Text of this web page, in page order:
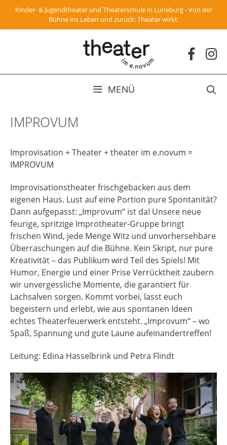
Zum
springen
Kinder- & Jugendtheater und Theaterschule in Lüneburg - Von der
Bühne ins Leben und zurück: Theater wirkt.
MENÜ
IMPROVUM
Improvisation + Theater + theater im e.novum =
IMPROVUM
Improvisationstheater frischgebacken aus dem
eigenen Haus. Lust auf eine Portion pure Spontanität?
Dann aufgepasst: „Improvum“ ist da! Unsere neue
feurige, spritzige Improtheater-Gruppe bringt
frischen Wind, jede Menge Witz und unvorhersehbare
Überraschungen auf die Bühne. Kein Skript, nur pure
Kreativität – das Publikum wird Teil des Spiels! Mit
Humor, Energie und einer Prise Verrücktheit zaubern
wir unvergessliche Momente, die garantiert für
Lachsalven sorgen. Kommt vorbei, lasst euch
begeistern und erlebt, wie aus spontanen Ideen
echtes Theaterfeuerwerk entsteht. „Improvum“ – wo
Spaß, Spannung und gute Laune aufeinandertreffen!
Leitung: Edina Hasselbrink und Petra Flindt